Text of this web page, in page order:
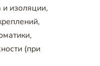
изоляции,
(при